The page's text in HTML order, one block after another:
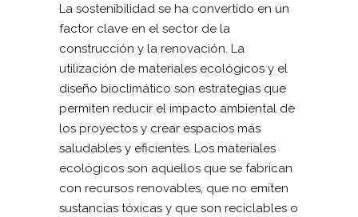
La sostenibilidad se ha convertido en un
factor clave en el sector de la
construcción y la renovación. La
utilización de materiales ecológicos y el
diseño bioclimático son estrategias que
permiten reducir el impacto ambiental de
los proyectos y crear espacios más
saludables y eficientes. Los materiales
ecológicos son aquellos que se fabrican
con recursos renovables, que no emiten
sustancias tóxicas y que son reciclables o